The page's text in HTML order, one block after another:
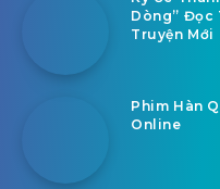
Dòng” Đọc
Truyện Mới
Phim Hàn
Online